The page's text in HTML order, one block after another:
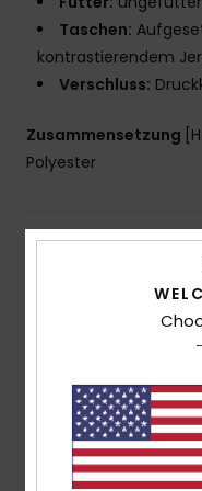
Taschen:
kontrastierendem
Verschluss:
Zusammensetzung
Polyester
Versand &